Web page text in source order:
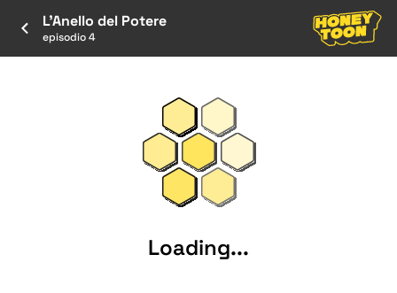
L'Anello del Potere
episodio 4
Loading...